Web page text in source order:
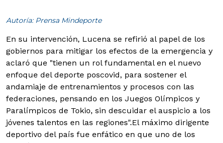
Autoría: Prensa Mindeporte
En su intervención, Lucena se refirió al papel de los
gobiernos para mitigar los efectos de la emergencia y
aclaró que "tienen un rol fundamental en el nuevo
enfoque del deporte poscovid, para sostener el
andamiaje de entrenamientos y procesos con las
federaciones, pensando en los Juegos Olímpicos y
Paralímpicos de Tokio, sin descuidar el auspicio a los
jóvenes talentos en las regiones".El máximo dirigente
deportivo del país fue enfático en que uno de los